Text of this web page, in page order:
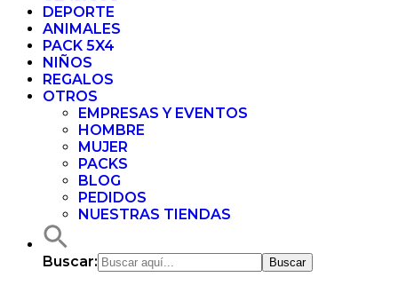
DEPORTE
ANIMALES
PACK 5X4
NIÑOS
REGALOS
OTROS
EMPRESAS Y EVENTOS
HOMBRE
MUJER
PACKS
BLOG
PEDIDOS
NUESTRAS TIENDAS
Buscar: